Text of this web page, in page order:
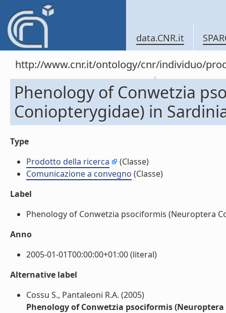
data.CNR.it
http://www.cnr.it/ontology/cnr/individuo/
Phenology of Conwetzia
Coniopterygidae) in
Type
Prodotto della ricerca
(Classe)
Comunicazione a convegno (Classe)
Label
Phenology of Conwetzia psociformis (Neuroptera
Anno
2005-01-01T00:00:00+01:00 (literal)
Alternative label
Cossu S., Pantaleoni R.A. (2005)
Phenology of Conwetzia psociformis